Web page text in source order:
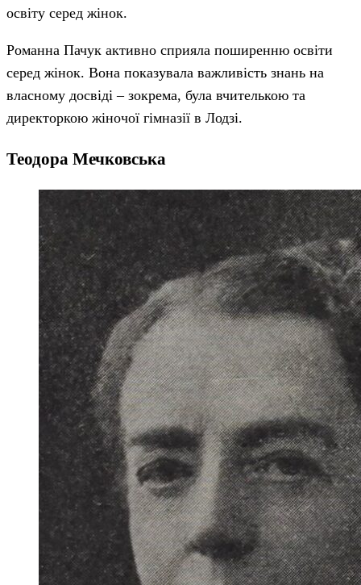
освіту серед жінок.
Романна Пачук активно сприяла поширенню освіти
серед жінок. Вона показувала важливість знань на
власному досвіді – зокрема, була вчителькою та
директоркою жіночої гімназії в Лодзі.
Теодора Мечковська